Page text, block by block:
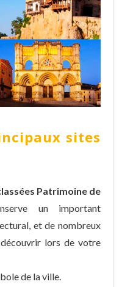
sites
Patrimoine de
un important
et de nombreux
lors de votre
de la ville.